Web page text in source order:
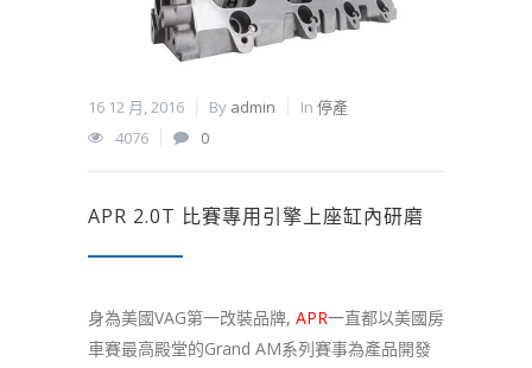
16 12 月, 2016 By admin In 停產
4076
0
APR 2.0T 比賽專用引擎上座缸內研磨
身為美國VAG第一改裝品牌, APR一直都以美國房
車賽最高殿堂的Grand AM系列賽事為產品開發